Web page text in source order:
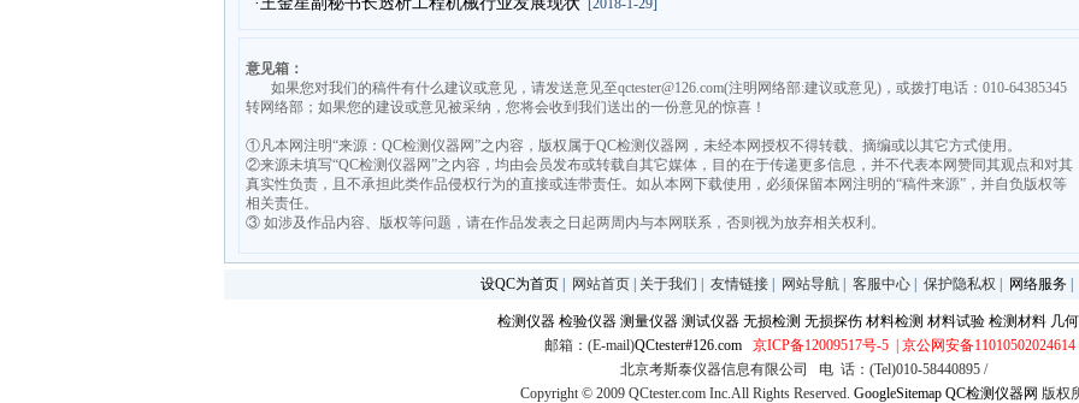
意见箱：
如果您对我们的稿件有什么建议或意见，请发送意见至qctester@126.com(注明网络部:建议或意见)，或拨打电话：010-64385345
转网络部；如果您的建设或意见被采纳，您将会收到我们送出的一份意见的惊喜！
①凡本网注明“来源：QC检测仪器网”之内容，版权属于QC检测仪器网，未经本网授权不得转载、摘编或以其它方式使用。
②来源未填写“QC检测仪器网”之内容，均由会员发布或转载自其它媒体，目的在于传递更多信息，并不代表本网赞同其观点和对其
真实性负责，且不承担此类作品侵权行为的直接或连带责任。如从本网下载使用，必须保留本网注明的“稿件来源”，并自负版权等
相关责任。
③ 如涉及作品内容、版权等问题，请在作品发表之日起两周内与本网联系，否则视为放弃相关权利。
设QC为首页 网站首页 关于我们 友情链接 网站导航 客服中心 保护隐私权 网络服务
检测仪器 检验仪器 测量仪器 测试仪器 无损检测 无损探伤 材料检测 材料试验 检测材料 几
邮箱：(E-mail)QCtester#126.com 京ICP备12009517号-5
| 京公网安备11010502024614
北京考斯泰仪器信息有限公司 电 话：(Tel)010-58440895 /
Copyright © 2009 QCtester.com Inc.All Rights Reserved. GoogleSitemap QC检测仪器网 版权